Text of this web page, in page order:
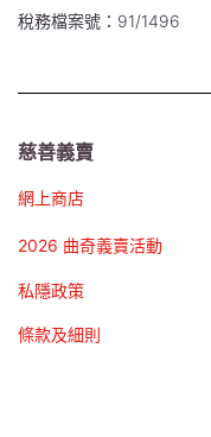
稅務檔案號：91/1496
慈善義賣
網上商店
2026 曲奇義賣活動
私隱政策
條款及細則